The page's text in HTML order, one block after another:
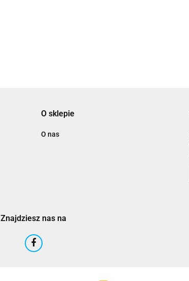
O sklepie
O nas
Znajdziesz nas na